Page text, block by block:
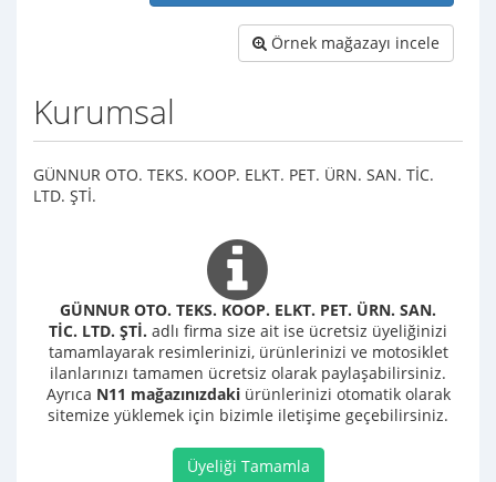
Örnek mağazayı incele
Kurumsal
GÜNNUR OTO. TEKS. KOOP. ELKT. PET. ÜRN. SAN. TİC.
LTD. ŞTİ.
GÜNNUR OTO. TEKS. KOOP. ELKT. PET. ÜRN. SAN.
TİC. LTD. ŞTİ. adlı firma size ait ise ücretsiz üyeliğinizi
tamamlayarak resimlerinizi, ürünlerinizi ve motosiklet
ilanlarınızı tamamen ücretsiz olarak paylaşabilirsiniz.
Ayrıca N11 mağazınızdakiürünlerinizi otomatik olarak
sitemize yüklemek için bizimle iletişime geçebilirsiniz.
Üyeliği Tamamla